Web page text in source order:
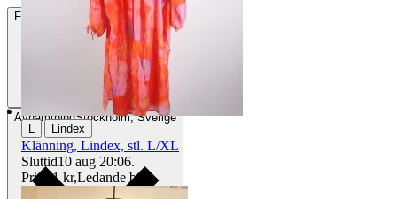
Frakt 84 kr DSV
AvhämtningStockholm, Sverige
| Lindex
Klänning, Lindex, stl. L/XL
Sluttid10 aug 20:06.
Pris:
11 kr,Ledande bud .